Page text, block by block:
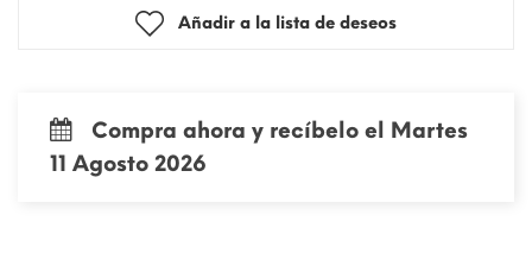
Añadir a la lista de deseos
Compra ahora y recíbelo el Martes
11 Agosto 2026